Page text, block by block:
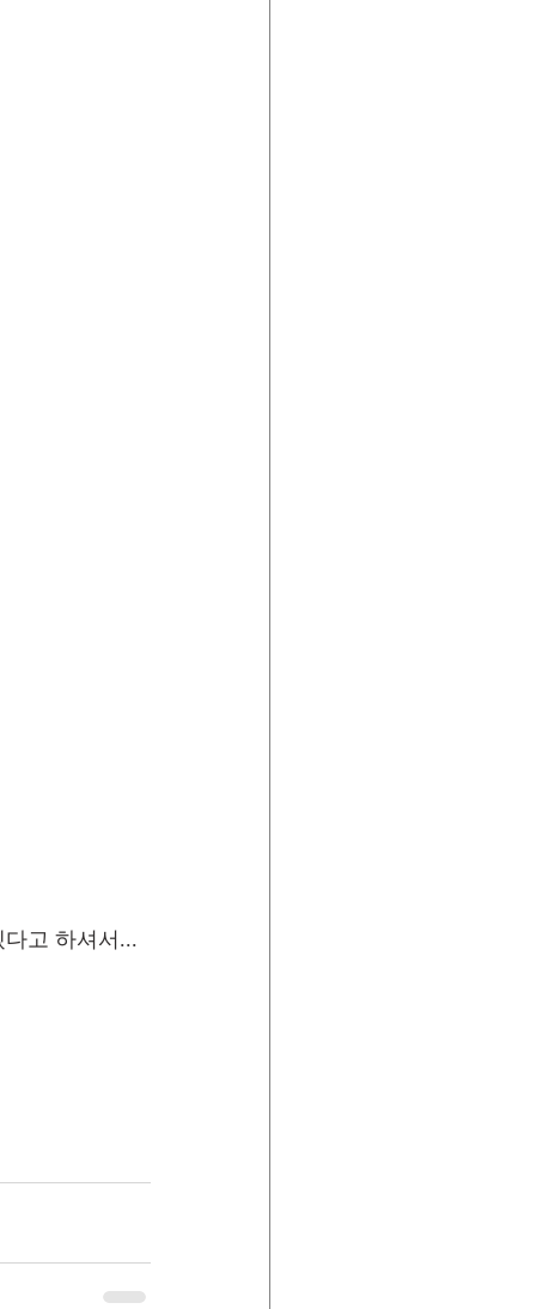
고 하셔서...